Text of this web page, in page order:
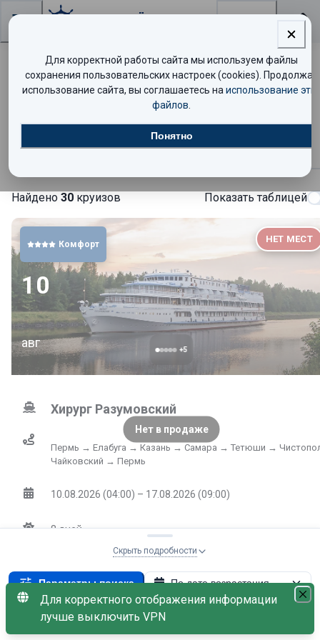
Теплоход «Хирург Разумовский» —
расписание круизов и цены
Скрыть подробности
Параметры поиска По дате возрастания
С наличием мест Теплоход: Хирург Разумовский
Найдено 30 круизов Показать таблицей
Нет в продаже
+5
Комфорт НЕТ МЕСТ
10
авг
Хирург Разумовский
Пермь → Елабуга → Казань → Самара → Тетюши →
Чайковский → Пермь
10.08.2026 (04:00) – 17.08.2026 (09:00)
8дней
от 60 600
Пенсионная скидка −5%
Для корректной работы сайта мы используем файлы
сохранения пользовательских настроек (cookies). Продолжая
использование сайта, вы соглашаетесь на использование
файлов
Понятно
Для корректного отображения информации
лучше выключить VPN